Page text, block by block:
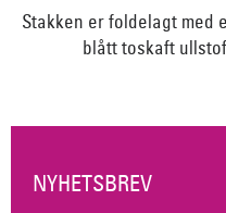
Stakken er foldelagt med
blått toskaft
NYHETSBREV